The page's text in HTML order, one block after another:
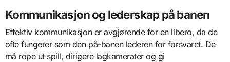
Kommunikasjon og lederskap på banen
Effektiv kommunikasjon er avgjørende for en libero, da de
ofte fungerer som den på-banen lederen for forsvaret. De
må rope ut spill, dirigere lagkamerater og gi